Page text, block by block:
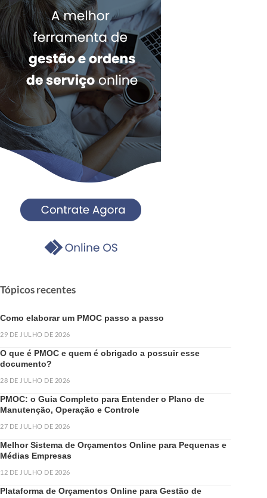
Tópicos recentes
Como elaborar um PMOC passo a passo
29 DE JULHO DE 2026
O que é PMOC e quem é obrigado a possuir esse
documento?
28 DE JULHO DE 2026
PMOC: o Guia Completo para Entender o Plano de
Manutenção, Operação e Controle
27 DE JULHO DE 2026
Melhor Sistema de Orçamentos Online para Pequenas e
Médias Empresas
12 DE JULHO DE 2026
Plataforma de Orçamentos Online para Gestão de